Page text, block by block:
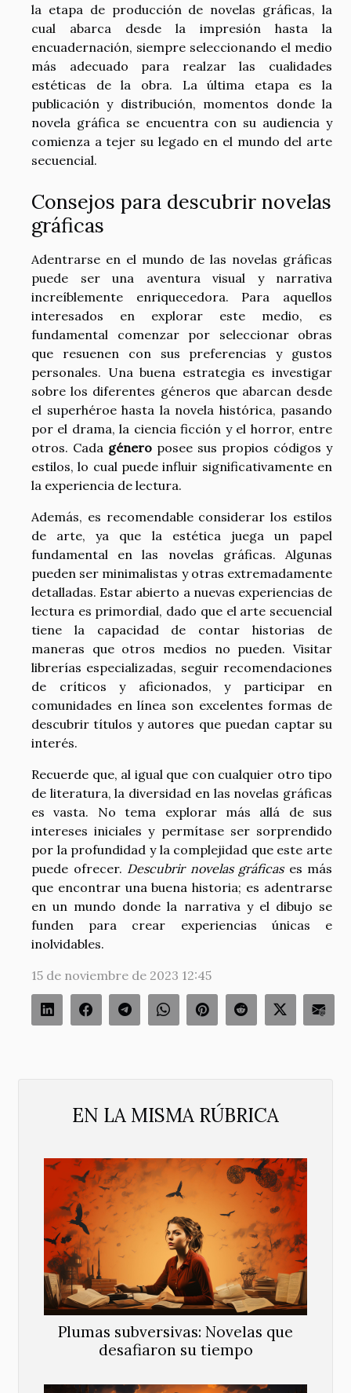
EN LA MISMA RÚBRICA
Plumas subversivas: Novelas que
desafiaron su tiempo
la etapa de producción de novelas gráficas, la
cual abarca desde la impresión hasta la
encuadernación, siempre seleccionando el medio
más adecuado para realzar las cualidades
estéticas de la obra. La última etapa es la
publicación y distribución, momentos donde la
novela gráfica se encuentra con su audiencia y
comienza a tejer su legado en el mundo del arte
secuencial.
Consejos para descubrir novelas
gráficas
Adentrarse en el mundo de las novelas gráficas
puede ser una aventura visual y narrativa
increíblemente enriquecedora. Para aquellos
interesados en explorar este medio, es
fundamental comenzar por seleccionar obras
que resuenen con sus preferencias y gustos
personales. Una buena estrategia es investigar
sobre los diferentes géneros que abarcan desde
el superhéroe hasta la novela histórica, pasando
por el drama, la ciencia ficción y el horror, entre
otros. Cada género posee sus propios códigos y
estilos, lo cual puede influir significativamente en
la experiencia de lectura.
Además, es recomendable considerar los estilos
de arte, ya que la estética juega un papel
fundamental en las novelas gráficas. Algunas
pueden ser minimalistas y otras extremadamente
detalladas. Estar abierto a nuevas experiencias de
lectura es primordial, dado que el arte secuencial
tiene la capacidad de contar historias de
maneras que otros medios no pueden. Visitar
librerías especializadas, seguir recomendaciones
de críticos y aficionados, y participar en
comunidades en línea son excelentes formas de
descubrir títulos y autores que puedan captar su
interés.
Recuerde que, al igual que con cualquier otro tipo
de literatura, la diversidad en las novelas gráficas
es vasta. No tema explorar más allá de sus
intereses iniciales y permítase ser sorprendido
por la profundidad y la complejidad que este arte
puede ofrecer. Descubrir novelas gráficases más
que encontrar una buena historia; es adentrarse
en un mundo donde la narrativa y el dibujo se
funden para crear experiencias únicas e
inolvidables.
15 de noviembre de 2023 12:45